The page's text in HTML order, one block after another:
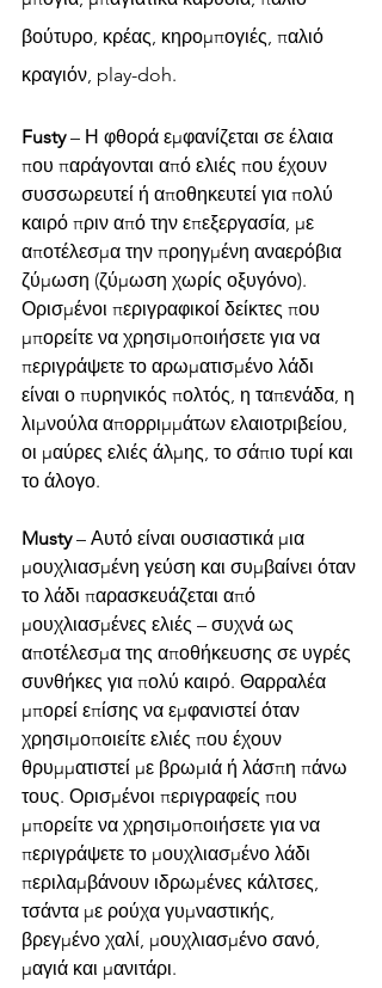
βούτυρο, κρέας, κηρομπογιές, παλιό
κραγιόν, play-doh.
Fusty – Η φθορά εμφανίζεται σε έλαια
που παράγονται από ελιές που έχουν
συσσωρευτεί ή αποθηκευτεί για πολύ
καιρό πριν από την επεξεργασία, με
αποτέλεσμα την προηγμένη αναερόβια
ζύμωση (ζύμωση χωρίς οξυγόνο).
Ορισμένοι περιγραφικοί δείκτες που
μπορείτε να χρησιμοποιήσετε για να
περιγράψετε το αρωματισμένο λάδι
είναι ο πυρηνικός πολτός, η ταπενάδα, η
λιμνούλα απορριμμάτων ελαιοτριβείου,
οι μαύρες ελιές άλμης, το σάπιο τυρί και
το άλογο.
Musty – Αυτό είναι ουσιαστικά μια
μουχλιασμένη γεύση και συμβαίνει όταν
το λάδι παρασκευάζεται από
μουχλιασμένες ελιές – συχνά ως
αποτέλεσμα της αποθήκευσης σε υγρές
συνθήκες για πολύ καιρό. Θαρραλέα
μπορεί επίσης να εμφανιστεί όταν
χρησιμοποιείτε ελιές που έχουν
θρυμματιστεί με βρωμιά ή λάσπη πάνω
τους. Ορισμένοι περιγραφείς που
μπορείτε να χρησιμοποιήσετε για να
περιγράψετε το μουχλιασμένο λάδι
περιλαμβάνουν ιδρωμένες κάλτσες,
τσάντα με ρούχα γυμναστικής,
βρεγμένο χαλί, μουχλιασμένο σανό,
μαγιά και μανιτάρι.